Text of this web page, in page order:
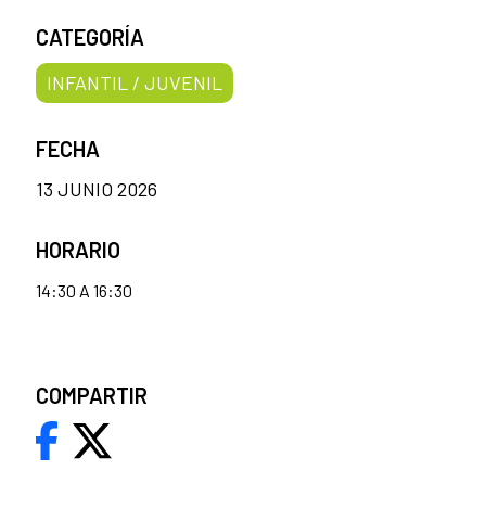
CATEGORÍA
INFANTIL / JUVENIL
FECHA
13 JUNIO 2026
HORARIO
14:30 A 16:30
COMPARTIR